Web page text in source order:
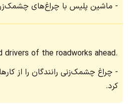
ماشین پلیس با چراغ‌های
drivers of the roadworks ahead.
چراغ چشمک‌زنی رانندگان را از
کرد.